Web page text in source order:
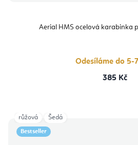
Aerial HMS ocelová karabinka
Odesíláme do 5-
385 Kč
Bestseller
růžová Šedá